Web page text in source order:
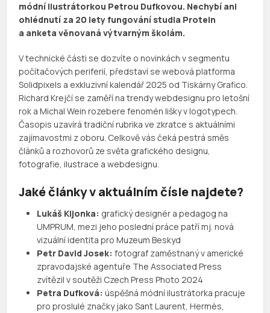
módní ilustrátorkou Petrou Dufkovou. Nechybí ani
ohlédnutí za 20 lety fungování studia Protein
a anketa věnovaná výtvarným školám.
V technické části se dozvíte o novinkách v segmentu
počítačových periferií, představí se webová platforma
Solidpixels a exkluzivní kalendář 2025 od Tiskárny Grafico.
Richard Krejčí se zaměří na trendy webdesignu pro letošní
rok a Michal Wein rozebere fenomén lišky v logotypech.
Časopis uzavírá tradiční rubrika ve zkratce s aktuálními
zajímavostmi z oboru. Celkově vás čeká pestrá směs
článků a rozhovorů ze světa grafického designu,
fotografie, ilustrace a webdesignu.
Jaké články v aktuálním čísle najdete?
Lukáš Kijonka: grafický designér a pedagog na
UMPRUM, mezi jeho poslední práce patří mj. nová
vizuální identita pro Muzeum Beskyd
Petr David Josek: fotograf zaměstnaný v americké
zpravodajské agentuře The Associated Press
zvítězil v soutěži Czech Press Photo 2024
Petra Dufková: úspěšná módní ilustrátorka pracuje
pro proslulé značky jako Sant Laurent, Hermès,